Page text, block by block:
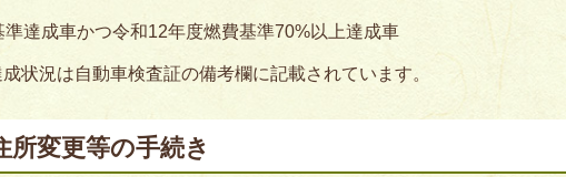
準達成車かつ令和12年度燃費基準70%以上達成車
状況は自動車検査証の備考欄に記載されています。
所変更等の手続き